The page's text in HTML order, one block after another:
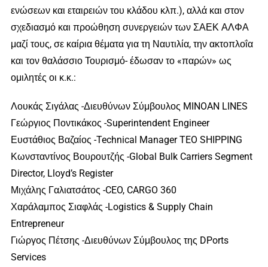
ενώσεων και εταιρειών του κλάδου κλπ.), αλλά και στον
σχεδιασμό και προώθηση συνεργειών των ΣΑΕΚ ΑΛΦΑ
μαζί τους, σε καίρια θέματα για τη Ναυτιλία, την ακτοπλοΐα
και τον θαλάσσιο Τουρισμό- έδωσαν το «παρών» ως
ομιλητές οι κ.κ.:
Λουκάς Σιγάλας -Διευθύνων Σύμβουλος MINOAN LINES
Γεώργιος Ποντικάκος -Superintendent Engineer
Ευστάθιος Βαζαίος -Technical Manager TEO SHIPPING
Κωνσταντίνος Βουρουτζής -Global Bulk Carriers Segment
Director, Lloyd’s Register
Μιχάλης Γαλιατσάτος -CEO, CARGO 360
Χαράλαμπος Σιαφλάς -Logistics & Supply Chain
Entrepreneur
Γιώργος Πέτσης -Διευθύνων Σύμβουλος της DPorts
Services